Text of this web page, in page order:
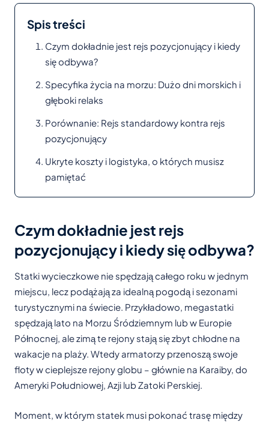
Spis treści
Czym dokładnie jest rejs pozycjonujący i kiedy
się odbywa?
Specyfika życia na morzu: Dużo dni morskich i
głęboki relaks
Porównanie: Rejs standardowy kontra rejs
pozycjonujący
Ukryte koszty i logistyka, o których musisz
pamiętać
Czym dokładnie jest rejs
pozycjonujący i kiedy się odbywa?
Statki wycieczkowe nie spędzają całego roku w jednym
miejscu, lecz podążają za idealną pogodą i sezonami
turystycznymi na świecie. Przykładowo, megastatki
spędzają lato na Morzu Śródziemnym lub w Europie
Północnej, ale zimą te rejony stają się zbyt chłodne na
wakacje na plaży. Wtedy armatorzy przenoszą swoje
floty w cieplejsze rejony globu – głównie na Karaiby, do
Ameryki Południowej, Azji lub Zatoki Perskiej.
Moment, w którym statek musi pokonać trasę między